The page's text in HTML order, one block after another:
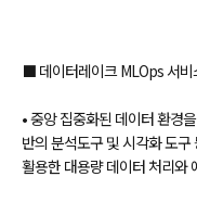
⬛ 데이터레이크 MLOps 서
• 중앙 집중화된 데이터 환경
반의 분석도구 및 시각화 도
활용한 대용량 데이터 처리와